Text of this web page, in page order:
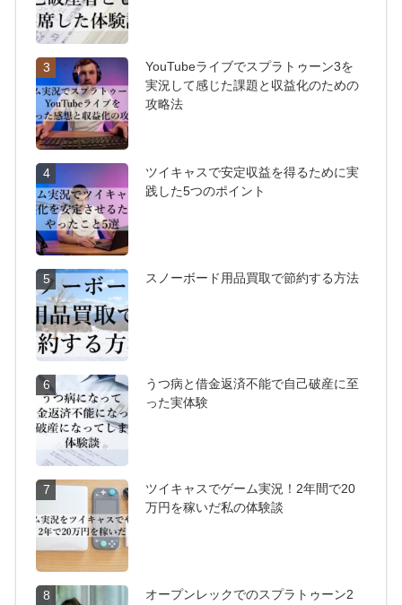
3
YouTubeライブでスプラトゥーン3を
実況して感じた課題と収益化のための
攻略法
4
ツイキャスで安定収益を得るために実
践した5つのポイント
5 スノーボード用品買取で節約する方法
6
うつ病と借金返済不能で自己破産に至
った実体験
7
ツイキャスでゲーム実況！2年間で20
万円を稼いだ私の体験談
8
オープンレックでのスプラトゥーン2